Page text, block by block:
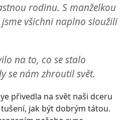
rodinu. S manželkou
všichni naplno sloužili
na to, co se stalo
se nám zhroutil svět.
přivedla na svět naši dceru
jak být dobrým tátou.